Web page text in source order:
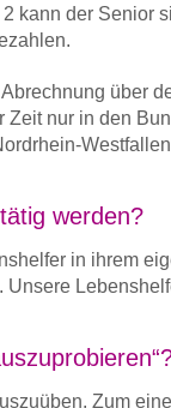
kann der Senior
über
nur in den
werden?
in ihrem
Zum